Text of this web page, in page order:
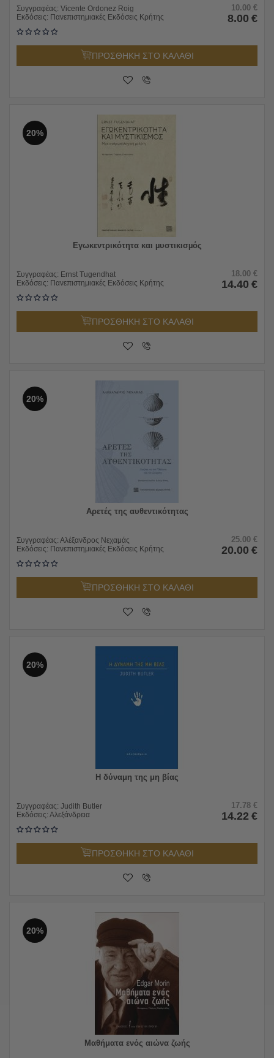
Συγγραφέας: Vicente Ordonez Roig
Εκδόσεις: Πανεπιστημιακές Εκδόσεις Κρήτης
10.00 €
8.00 €
ΠΡΟΣΘΗΚΗ ΣΤΟ ΚΑΛΑΘΙ
20%
Εγωκεντρικότητα και µυστικισµός
Συγγραφέας: Ernst Tugendhat
Εκδόσεις: Πανεπιστημιακές Εκδόσεις Κρήτης
18.00 €
14.40 €
ΠΡΟΣΘΗΚΗ ΣΤΟ ΚΑΛΑΘΙ
20%
Αρετές της αυθεντικότητας
Συγγραφέας: Αλέξανδρος Νεχαμάς
Εκδόσεις: Πανεπιστημιακές Εκδόσεις Κρήτης
25.00 €
20.00 €
ΠΡΟΣΘΗΚΗ ΣΤΟ ΚΑΛΑΘΙ
20%
Η δύναμη της μη βίας
Συγγραφέας: Judith Butler
Εκδόσεις: Αλεξάνδρεια
17.78 €
14.22 €
ΠΡΟΣΘΗΚΗ ΣΤΟ ΚΑΛΑΘΙ
20%
Μαθήματα ενός αιώνα ζωής